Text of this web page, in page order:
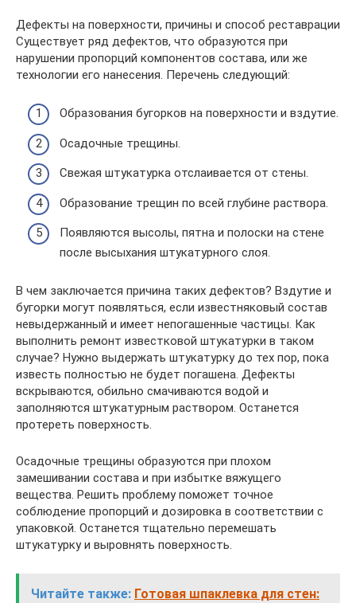
Дефекты на поверхности, причины и способ реставрации
Существует ряд дефектов, что образуются при
нарушении пропорций компонентов состава, или же
технологии его нанесения. Перечень следующий:
Образования бугорков на поверхности и вздутие.
Осадочные трещины.
Свежая штукатурка отслаивается от стены.
Образование трещин по всей глубине раствора.
Появляются высолы, пятна и полоски на стене
после высыхания штукатурного слоя.
В чем заключается причина таких дефектов? Вздутие и
бугорки могут появляться, если известняковый состав
невыдержанный и имеет непогашенные частицы. Как
выполнить ремонт известковой штукатурки в таком
случае? Нужно выдержать штукатурку до тех пор, пока
известь полностью не будет погашена. Дефекты
вскрываются, обильно смачиваются водой и
заполняются штукатурным раствором. Останется
протереть поверхность.
Осадочные трещины образуются при плохом
замешивании состава и при избытке вяжущего
вещества. Решить проблему поможет точное
соблюдение пропорций и дозировка в соответствии с
упаковкой. Останется тщательно перемешать
штукатурку и выровнять поверхность.
Читайте также: Готовая шпаклевка для стен: